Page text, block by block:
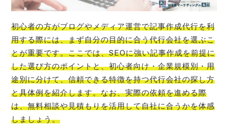
初心者の方がブログやメディア運営で記事作成代行を利
用する際には、まず自分の目的に合う代行会社を選ぶこ
とが重要です。ここでは、SEOに強い記事作成を前提に
した選び方のポイントと、初心者向け・企業規模別・用
途別に分けて、信頼できる特徴を持つ代行会社の探し方
と具体例を紹介します。なお、実際の依頼を進める際
は、無料相談や見積もりを活用して自社に合うかを体感
しましょう。